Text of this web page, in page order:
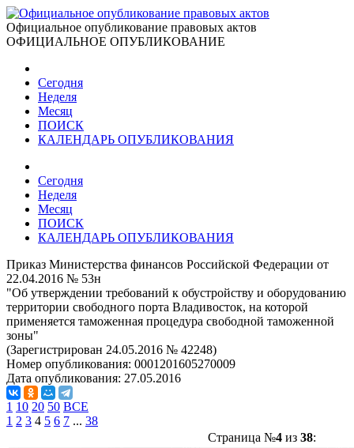
Официальное опубликование правовых актов
ОФИЦИАЛЬНОЕ ОПУБЛИКОВАНИЕ
Сегодня
Неделя
Месяц
ПОИСК
КАЛЕНДАРЬ ОПУБЛИКОВАНИЯ
Сегодня
Неделя
Месяц
ПОИСК
КАЛЕНДАРЬ ОПУБЛИКОВАНИЯ
Приказ Министерства финансов Российской Федерации от
22.04.2016 № 53н
"Об утверждении требований к обустройству и оборудованию
территории свободного порта Владивосток, на которой
применяется таможенная процедура свободной таможенной
зоны"
(Зарегистрирован 24.05.2016 № 42248)
Номер опубликования: 0001201605270009
Дата опубликования: 27.05.2016
1 10 20 50 ВСЕ
1 2 3 4 5 6 7 ... 38
Страница №4из 38: